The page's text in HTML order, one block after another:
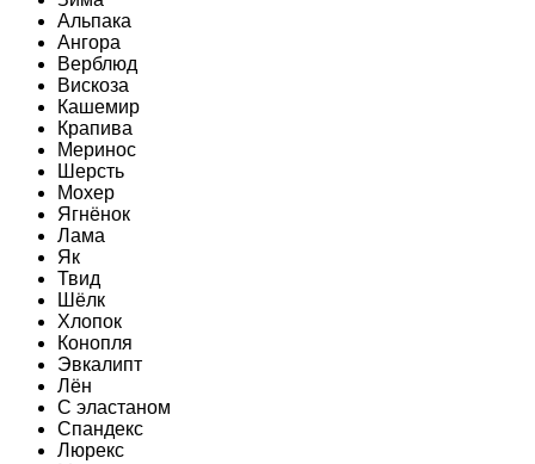
Альпака
Ангора
Верблюд
Вискоза
Кашемир
Крапива
Меринос
Шерсть
Мохер
Ягнёнок
Лама
Як
Твид
Шёлк
Хлопок
Конопля
Эвкалипт
Лён
C эластаном
Спандекс
Люрекс